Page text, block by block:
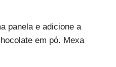
panela e adicione a
em pó. Mexa